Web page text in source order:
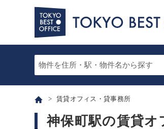
賃貸オフィス・貸事務所
神保町駅の賃貸オ